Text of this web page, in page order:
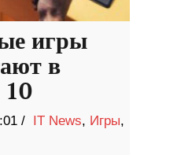
игры
в
/ IT News, Игры,